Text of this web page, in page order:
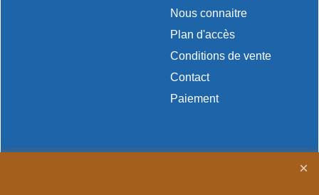
Nous connaitre
Plan d'accès
Conditions de vente
Contact
Paiement